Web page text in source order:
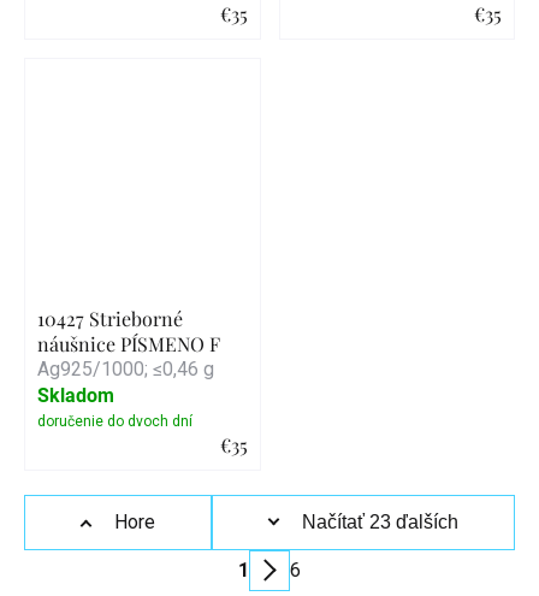
€35 €35
10427 Strieborné
náušnice PÍSMENO F
Ag925/1000; ≤0,46 g
€35
Detail
Skladom
Ovládacie
prvky
Načítať 23 ďalších
Stránkovanie
1 6
Hore